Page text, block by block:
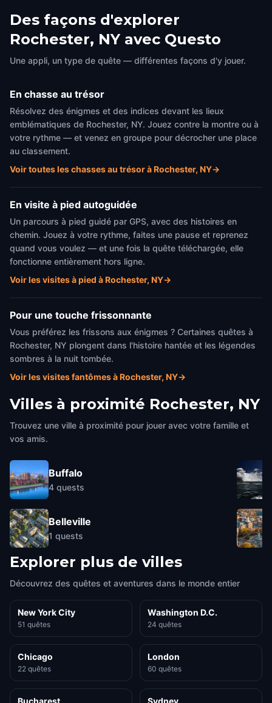
Des façons d'explorer
Rochester, NY avec Questo
Une appli, un type de quête — différentes façons d'y jouer.
En chasse au trésor
Résolvez des énigmes et des indices devant les lieux
emblématiques de Rochester, NY. Jouez contre la montre ou à
votre rythme — et venez en groupe pour décrocher une place
au classement.
Voir toutes les chasses au trésor à Rochester, NY→
En visite à pied autoguidée
Un parcours à pied guidé par GPS, avec des histoires en
chemin. Jouez à votre rythme, faites une pause et reprenez
quand vous voulez — et une fois la quête téléchargée, elle
fonctionne entièrement hors ligne.
Voir les visites à pied à Rochester, NY→
Pour une touche frissonnante
Vous préférez les frissons aux énigmes ? Certaines quêtes à
Rochester, NY plongent dans l'histoire hantée et les légendes
sombres à la nuit tombée.
Voir les visites fantômes à Rochester, NY→
Villes à proximité Rochester, NY
Trouvez une ville à proximité pour jouer avec votre famille et
vos amis.
Buffalo
4 quests
Belleville
1 quests
Explorer plus de villes
Découvrez des quêtes et aventures dans le monde entier
New York City
51 quêtes
Washington D.C.
24 quêtes
Chicago
22 quêtes
London
60 quêtes
Bucharest Sydney